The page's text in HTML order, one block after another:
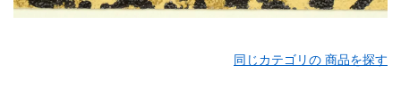
同じカテゴリの 商品を探す